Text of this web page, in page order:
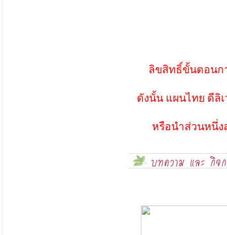
ลิขสิทธิ์ขั้นตอนก
ดังนั้น แผนไทย ดีลิ
หรือนำส่วนหนึ่ง